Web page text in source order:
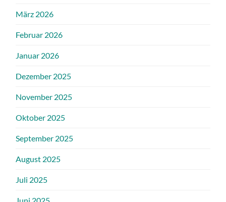
März 2026
Februar 2026
Januar 2026
Dezember 2025
November 2025
Oktober 2025
September 2025
August 2025
Juli 2025